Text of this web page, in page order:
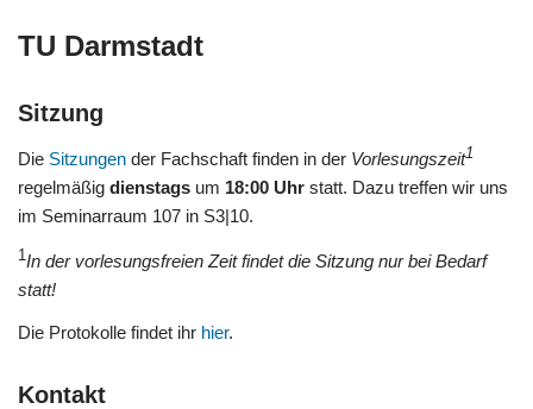
TU Darmstadt
Sitzung
Die Sitzungen der Fachschaft finden in der Vorlesungszeit1
regelmäßig dienstags um 18:00 Uhr statt. Dazu treffen wir uns
im Seminarraum 107 in S3|10.
1In der vorlesungsfreien Zeit findet die Sitzung nur bei Bedarf
statt!
Die Protokolle findet ihr hier.
Kontakt